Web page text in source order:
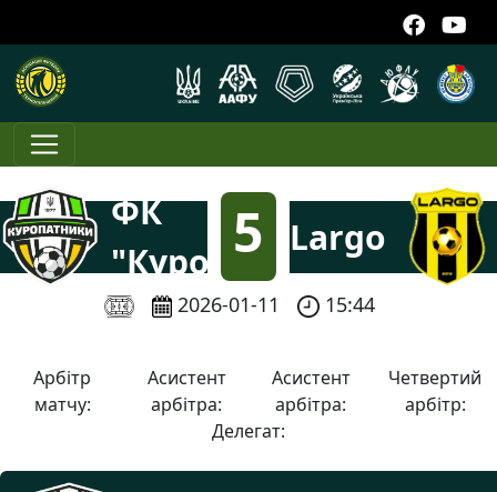
ФК
"Куропатники"
5
:
Largo
2026-01-11 15:44
Арбітр
матчу:
Асистент
арбітра:
Асистент
арбітра:
Четвертий
арбітр:
Делегат: